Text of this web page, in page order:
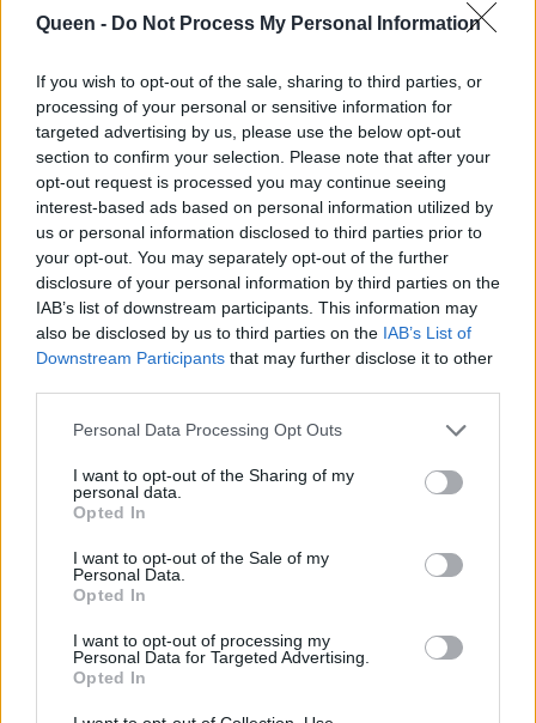
Queen - Do Not Process My Personal Information
If you wish to opt-out of the sale, sharing to third parties, or
processing of your personal or sensitive information for
targeted advertising by us, please use the below opt-out
section to confirm your selection. Please note that after your
opt-out request is processed you may continue seeing
interest-based ads based on personal information utilized by
us or personal information disclosed to third parties prior to
your opt-out. You may separately opt-out of the further
disclosure of your personal information by third parties on the
IAB’s list of downstream participants. This information may
also be disclosed by us to third parties on the IAB’s List of
Downstream Participants that may further disclose it to other
Personal Data Processing Opt Outs
I want to opt-out of the Sharing of my
personal data.
Opted In
I want to opt-out of the Sale of my
Personal Data.
Opted In
I want to opt-out of processing my
Personal Data for Targeted Advertising.
Opted In
Lana Del Ray-Clayton Johnson
τραγουδίστριες που έχουν εξαιρετική φωνή
δουλειά της. Ποτέ δεν είχε γίνει κανένα θέμα
για την προσωπική της ζωή μέχρι τη στιγμή
που έγινε γνωστή η σχέση της με τον Clayton
Johnson. Η γνωριμία τους έγινε μέσω μιας